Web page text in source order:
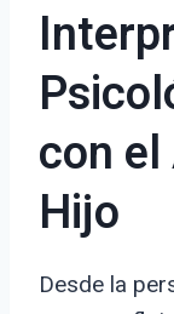
con
Hijo
Desde la